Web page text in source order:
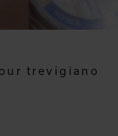
trevigiano